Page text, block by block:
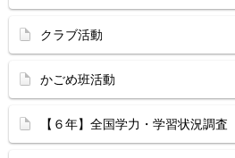
クラブ活動
かごめ班活動
【６年】全国学力・学習状況調査